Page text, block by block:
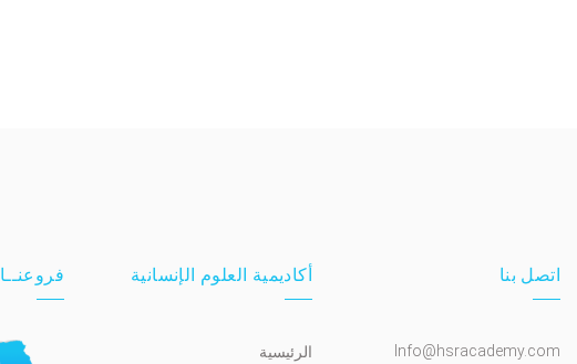
اتصل بنا
Info@hsracademy.com
أكاديمية العلوم الإنسانية
الرئيسية
فروعنــا